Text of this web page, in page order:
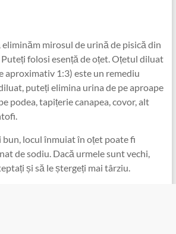
eliminăm mirosul de urină de pisică din
folosi esență de oțet. Oțetul diluat
aproximativ 1:3) este un remediu
puteți elimina urina de pe aproape
podea, tapițerie canapea, covor, alt
bun, locul înmuiat în oțet poate fi
de sodiu. Dacă urmele sunt vechi,
și să le ștergeți mai târziu.